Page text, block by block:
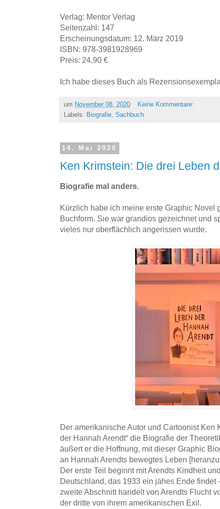
Verlag: Mentor Verlag
Seitenzahl: 147
Erscheinungsdatum: 12. März 2019
ISBN: 978-3981928969
Preis: 24,90 €
Ich habe dieses Buch als
um November 08, 2020
Keine Kommentare:
Labels: Biografie Sachbuch
14. Mai 2020
Ken Krimstein: Die drei Leben
Biografie mal anders.
Kürzlich habe ich meine erste Graphic Novel
Buchform. Sie war grandios gezeichnet und
vieles nur oberflächlich angerissen wurde.
Der amerikanische Autor und Cartoonist Ken
der Hannah Arendt“ die Biografie der
äußert er die Hoffnung, mit dieser Graphic
an Hannah Arendts bewegtes Leben
Der erste Teil beginnt mit Arendts Kindheit
Deutschland, das 1933 ein jähes Ende findet
zweite Abschnitt handelt von Arendts Flucht
der dritte von ihrem amerikanischen Exil.